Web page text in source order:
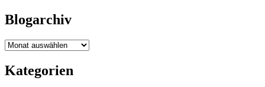
Blogarchiv
Blogarchiv
Kategorien